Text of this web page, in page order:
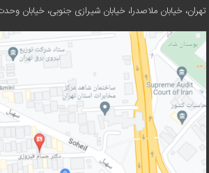
تهران، خیابان ملاصدرا، خیابان شیرازی جنوبی، خیابان وحدت،